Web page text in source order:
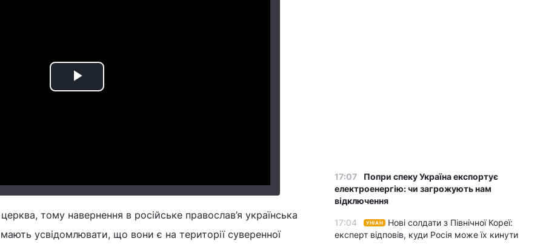
Play
тому навернення в російське православ’я українська
усвідомлювати, що вони є на території суверенної
17:07
Попри спеку Україна експортує
електроенергію: чи загрожують нам
відключення
17:04 УНІАН
Нові солдати з Північної Кореї:
експерт відповів, куди Росія може їх кинути